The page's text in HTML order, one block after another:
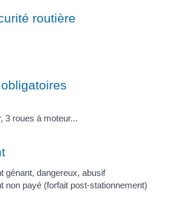
routière
3 roues à moteur...
gênant, dangereux, abusif
non payé (forfait post-stationnement)